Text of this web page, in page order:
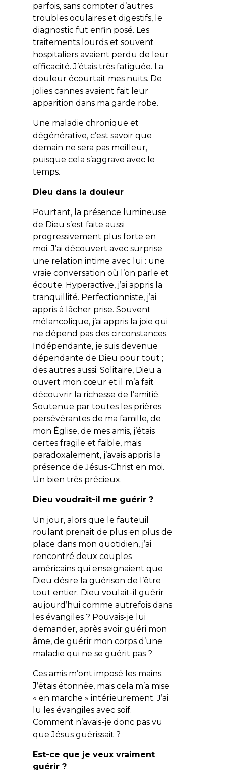
parfois, sans compter d’autres
troubles oculaires et digestifs, le
diagnostic fut enfin posé. Les
traitements lourds et souvent
hospitaliers avaient perdu de leur
efficacité. J’étais très fatiguée. La
douleur écourtait mes nuits. De
jolies cannes avaient fait leur
apparition dans ma garde robe.
Une maladie chronique et
dégénérative, c’est savoir que
demain ne sera pas meilleur,
puisque cela s’aggrave avec le
temps.
Dieu dans la douleur
Pourtant, la présence lumineuse
de Dieu s’est faite aussi
progressivement plus forte en
moi. J’ai découvert avec surprise
une relation intime avec lui : une
vraie conversation où l’on parle et
écoute. Hyperactive, j’ai appris la
tranquillité. Perfectionniste, j’ai
appris à lâcher prise. Souvent
mélancolique, j’ai appris la joie qui
ne dépend pas des circonstances.
Indépendante, je suis devenue
dépendante de Dieu pour tout ;
des autres aussi. Solitaire, Dieu a
ouvert mon cœur et il m’a fait
découvrir la richesse de l’amitié.
Soutenue par toutes les prières
persévérantes de ma famille, de
mon Église, de mes amis, j’étais
certes fragile et faible, mais
paradoxalement, j’avais appris la
présence de Jésus-Christ en moi.
Un bien très précieux.
Dieu voudrait-il me guérir ?
Un jour, alors que le fauteuil
roulant prenait de plus en plus de
place dans mon quotidien, j’ai
rencontré deux couples
américains qui enseignaient que
Dieu désire la guérison de l’être
tout entier. Dieu voulait-il guérir
aujourd’hui comme autrefois dans
les évangiles ? Pouvais-je lui
demander, après avoir guéri mon
âme, de guérir mon corps d’une
maladie qui ne se guérit pas ?
Ces amis m’ont imposé les mains.
J’étais étonnée, mais cela m’a mise
« en marche » intérieurement. J’ai
lu les évangiles avec soif.
Comment n’avais-je donc pas vu
que Jésus guérissait ?
Est-ce que je veux vraiment
guérir ?